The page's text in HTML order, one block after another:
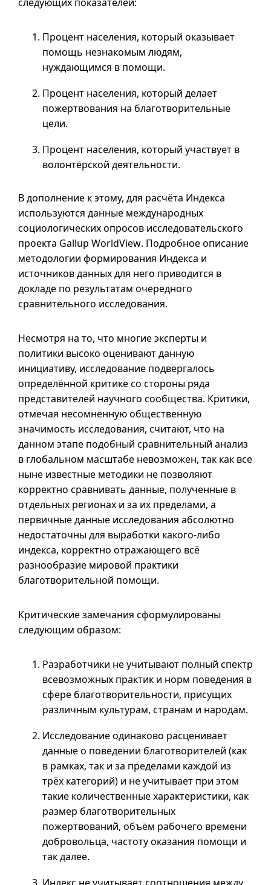
Процент населения, который оказывает
помощь незнакомым людям,
нуждающимся в помощи.
Процент населения, который делает
пожертвования на благотворительные
цели.
Процент населения, который участвует в
волонтёрской деятельности.
В дополнение к этому, для расчёта Индекса
используются данные международных
социологических опросов исследовательского
проекта Gallup WorldView. Подробное описание
методологии формирования Индекса и
источников данных для него приводится в
докладе по результатам очередного
сравнительного исследования.
Несмотря на то, что многие эксперты и
политики высоко оценивают данную
инициативу, исследование подвергалось
определённой критике со стороны ряда
представителей научного сообщества. Критики,
отмечая несомненную общественную
значимость исследования, считают, что на
данном этапе подобный сравнительный анализ
в глобальном масштабе невозможен, так как все
ныне известные методики не позволяют
корректно сравнивать данные, полученные в
отдельных регионах и за их пределами, а
первичные данные исследования абсолютно
недостаточны для выработки какого-либо
индекса, корректно отражающего всё
разнообразие мировой практики
благотворительной помощи.
Критические замечания сформулированы
следующим образом:
Разработчики не учитывают полный спектр
всевозможных практик и норм поведения в
сфере благотворительности, присущих
различным культурам, странам и народам.
Исследование одинаково расценивает
данные о поведении благотворителей (как
в рамках, так и за пределами каждой из
трёх категорий) и не учитывает при этом
такие количественные характеристики, как
размер благотворительных
пожертвований, объём рабочего времени
добровольца, частоту оказания помощи и
так далее.